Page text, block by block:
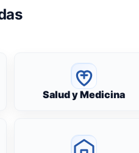
Salud y Medicina